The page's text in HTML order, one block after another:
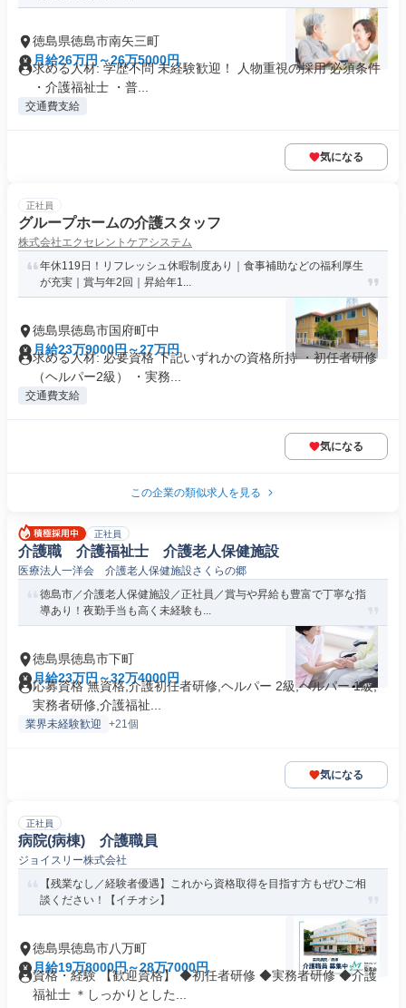
徳島県徳島市南矢三町
月給26万円～26万5000円
求める人材: 学歴不問 未経験歓迎！ 人物重視の採用 必須条件
・介護福祉士 ・普...
交通費支給
気になる
正社員
グループホームの介護スタッフ
株式会社エクセレントケアシステム
年休119日！リフレッシュ休暇制度あり｜食事補助などの福利厚生
が充実｜賞与年2回｜昇給年1...
徳島県徳島市国府町中
月給23万9000円～27万円
求める人材: 必要資格 下記いずれかの資格所持 ・初任者研修
（ヘルパー2級） ・実務...
交通費支給
気になる
この企業の類似求人を見る
正社員
介護職 介護福祉士 介護老人保健施設
医療法人一洋会 介護老人保健施設さくらの郷
徳島市／介護老人保健施設／正社員／賞与や昇給も豊富で丁寧な指
導あり！夜勤手当も高く未経験も...
徳島県徳島市下町
月給23万円～32万4000円
応募資格 無資格,介護初任者研修,ヘルパー 2級,ヘルパー 1級,
実務者研修,介護福祉...
業界未経験歓迎 +21個
気になる
正社員
病院(病棟) 介護職員
ジョイスリー株式会社
【残業なし／経験者優遇】これから資格取得を目指す方もぜひご相
談ください！【イチオシ】
徳島県徳島市八万町
月給19万8000円～28万7000円
資格・経験 【歓迎資格】 ◆初任者研修 ◆実務者研修 ◆介護
福祉士 ＊しっかりとした...